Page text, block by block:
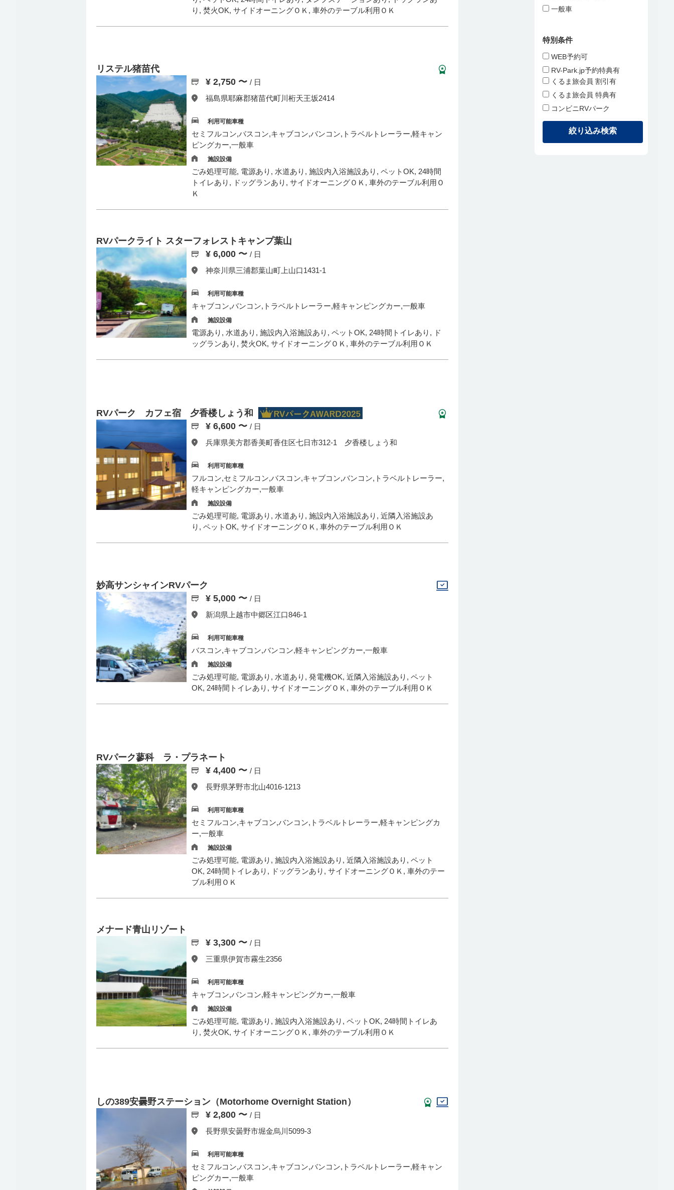
り, 焚火OK, サイドオーニングＯＫ, 車外のテーブル利用ＯＫ
リステル猪苗代
¥ 2,750 〜 / 日
福島県耶麻郡猪苗代町川桁天王坂2414
利用可能車種
セミフルコン,バスコン,キャブコン,バンコン,トラベルトレーラー,軽キャン
ピングカー,一般車
施設設備
ごみ処理可能, 電源あり, 水道あり, 施設内入浴施設あり, ペットOK, 24時間
トイレあり, ドッグランあり, サイドオーニングＯＫ, 車外のテーブル利用Ｏ
Ｋ
RVパークライト スターフォレストキャンプ葉山
¥ 6,000 〜 / 日
神奈川県三浦郡葉山町上山口1431-1
利用可能車種
キャブコン,バンコン,トラベルトレーラー,軽キャンピングカー,一般車
施設設備
電源あり, 水道あり, 施設内入浴施設あり, ペットOK, 24時間トイレあり, ド
ッグランあり, 焚火OK, サイドオーニングＯＫ, 車外のテーブル利用ＯＫ
RVパーク カフェ宿 夕香楼しょう和
¥ 6,600 〜 / 日
兵庫県美方郡香美町香住区七日市312-1 夕香楼しょう和
利用可能車種
フルコン,セミフルコン,バスコン,キャブコン,バンコン,トラベルトレーラー,
軽キャンピングカー,一般車
施設設備
ごみ処理可能, 電源あり, 水道あり, 施設内入浴施設あり, 近隣入浴施設あ
り, ペットOK, サイドオーニングＯＫ, 車外のテーブル利用ＯＫ
妙高サンシャインRVパーク
¥ 5,000 〜 / 日
新潟県上越市中郷区江口846-1
利用可能車種
バスコン,キャブコン,バンコン,軽キャンピングカー,一般車
施設設備
ごみ処理可能, 電源あり, 水道あり, 発電機OK, 近隣入浴施設あり, ペット
OK, 24時間トイレあり, サイドオーニングＯＫ, 車外のテーブル利用ＯＫ
RVパーク蓼科 ラ・プラネート
¥ 4,400 〜 / 日
長野県茅野市北山4016-1213
利用可能車種
セミフルコン,キャブコン,バンコン,トラベルトレーラー,軽キャンピングカ
ー,一般車
施設設備
ごみ処理可能, 電源あり, 施設内入浴施設あり, 近隣入浴施設あり, ペット
OK, 24時間トイレあり, ドッグランあり, サイドオーニングＯＫ, 車外のテー
ブル利用ＯＫ
メナード青山リゾート
¥ 3,300 〜 / 日
三重県伊賀市霧生2356
利用可能車種
キャブコン,バンコン,軽キャンピングカー,一般車
施設設備
ごみ処理可能, 電源あり, 施設内入浴施設あり, ペットOK, 24時間トイレあ
り, 焚火OK, サイドオーニングＯＫ, 車外のテーブル利用ＯＫ
しの389安曇野ステーション（Motorhome Overnight Station）
¥ 2,800 〜 / 日
長野県安曇野市堀金烏川5099-3
利用可能車種
セミフルコン,バスコン,キャブコン,バンコン,トラベルトレーラー,軽キャン
ピングカー,一般車
一般車
特別条件
WEB予約可
RV-Park.jp予約特典有
くるま旅会員 割引有
くるま旅会員 特典有
コンビニRVパーク
絞り込み検索